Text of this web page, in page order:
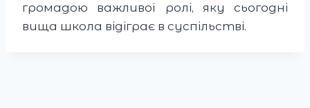
громадою важливої ролі, яку сьогодні
вища школа відіграє в суспільстві.